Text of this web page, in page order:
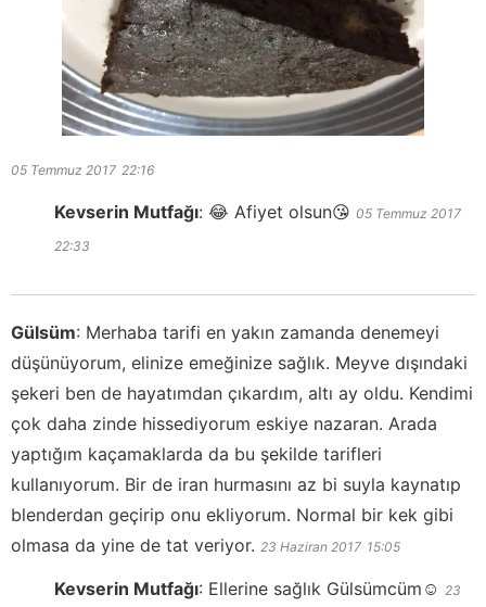
05 Temmuz 2017 22:16
Kevserin Mutfağı: 😂 Afiyet olsun😘 05 Temmuz 2017
22:33
Gülsüm: Merhaba tarifi en yakın zamanda denemeyi
düşünüyorum, elinize emeğinize sağlık. Meyve dışındaki
şekeri ben de hayatımdan çıkardım, altı ay oldu. Kendimi
çok daha zinde hissediyorum eskiye nazaran. Arada
yaptığım kaçamaklarda da bu şekilde tarifleri
kullanıyorum. Bir de iran hurmasını az bi suyla kaynatıp
blenderdan geçirip onu ekliyorum. Normal bir kek gibi
olmasa da yine de tat veriyor. 23 Haziran 2017 15:05
Kevserin Mutfağı: Ellerine sağlık Gülsümcüm☺️ 23